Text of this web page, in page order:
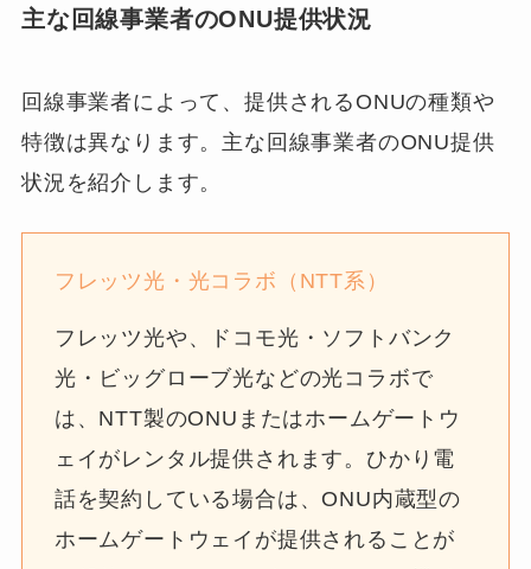
主な回線事業者のONU提供状況
回線事業者によって、提供されるONUの種類や
特徴は異なります。主な回線事業者のONU提供
状況を紹介します。
フレッツ光・光コラボ（NTT系）
フレッツ光や、ドコモ光・ソフトバンク
光・ビッグローブ光などの光コラボで
は、NTT製のONUまたはホームゲートウ
ェイがレンタル提供されます。ひかり電
話を契約している場合は、ONU内蔵型の
ホームゲートウェイが提供されることが